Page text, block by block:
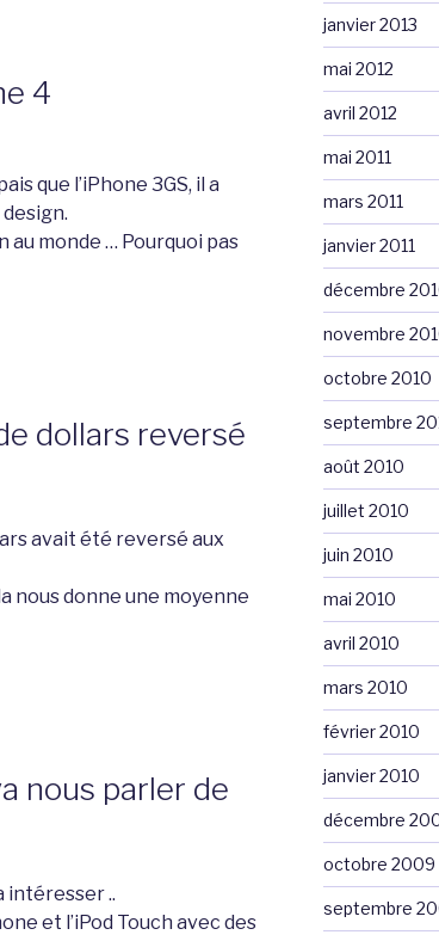
4
que l’iPhone 3GS, il a
au monde … Pourquoi pas
dollars reversé
avait été reversé aux
nous donne une moyenne
nous parler de
intéresser ..
et l’iPod Touch avec des
janvier 2013
mai 2012
avril 2012
mai 2011
mars 2011
janvier 2011
décembre
novembre
octobre 2010
septembre
août 2010
juillet 2010
juin 2010
mai 2010
avril 2010
mars 2010
février 2010
janvier 2010
décembre
octobre 2009
septembre